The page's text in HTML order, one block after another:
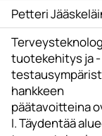
Petteri
tuotekehitys ja -
hankkeen
päätavoitteina
I. Täydentää